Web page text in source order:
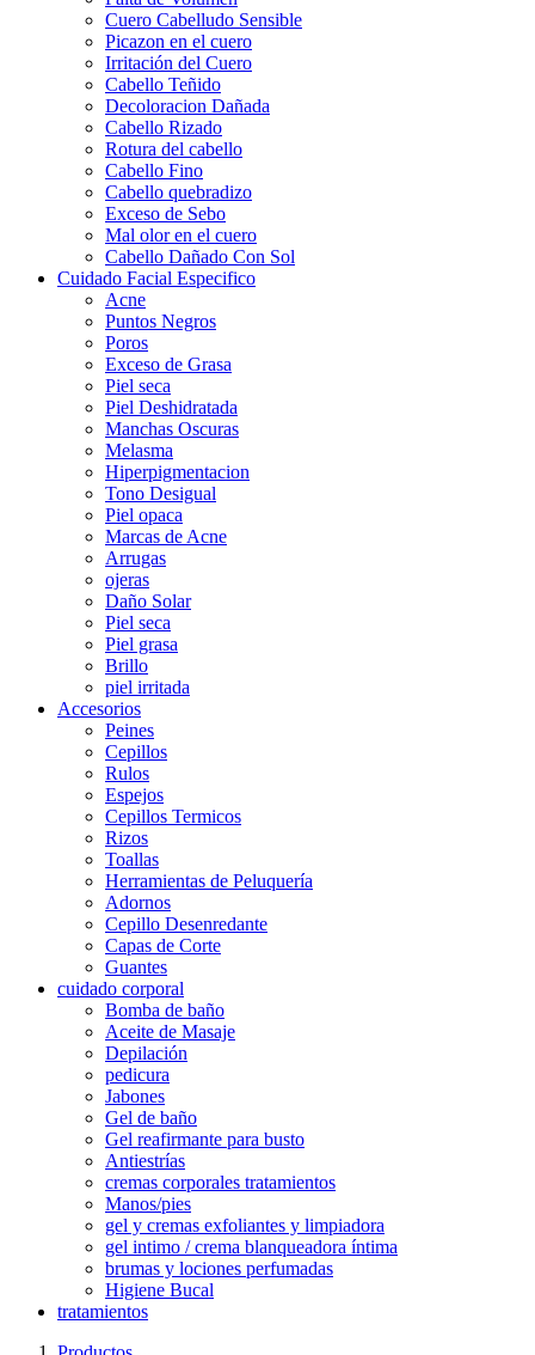
Cuero Cabelludo Sensible
Picazon en el cuero
Irritación del Cuero
Cabello Teñido
Decoloracion Dañada
Cabello Rizado
Rotura del cabello
Cabello Fino
Cabello quebradizo
Exceso de Sebo
Mal olor en el cuero
Cabello Dañado Con Sol
Cuidado Facial Especifico
Acne
Puntos Negros
Poros
Exceso de Grasa
Piel seca
Piel Deshidratada
Manchas Oscuras
Melasma
Hiperpigmentacion
Tono Desigual
Piel opaca
Marcas de Acne
Arrugas
ojeras
Daño Solar
Piel seca
Piel grasa
Brillo
piel irritada
Accesorios
Peines
Cepillos
Rulos
Espejos
Cepillos Termicos
Rizos
Toallas
Herramientas de Peluquería
Adornos
Cepillo Desenredante
Capas de Corte
Guantes
cuidado corporal
Bomba de baño
Aceite de Masaje
Depilación
pedicura
Jabones
Gel de baño
Gel reafirmante para busto
Antiestrías
cremas corporales tratamientos
Manos/pies
gel y cremas exfoliantes y limpiadora
gel intimo / crema blanqueadora íntima
brumas y lociones perfumadas
Higiene Bucal
tratamientos